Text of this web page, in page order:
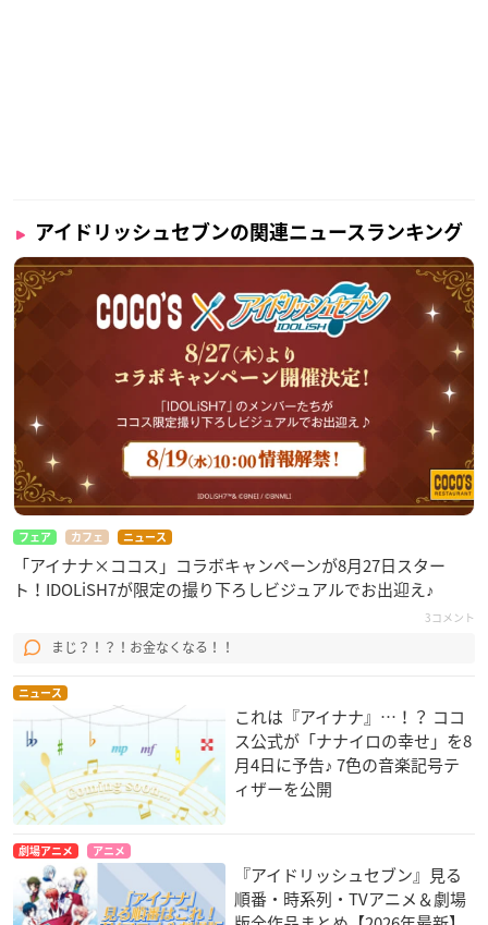
アイドリッシュセブンの関連ニュースランキング
フェア カフェ ニュース
「アイナナ×ココス」コラボキャンペーンが8月27日スター
ト！IDOLiSH7が限定の撮り下ろしビジュアルでお出迎え♪
3コメント
まじ？！？！お金なくなる！！
ニュース
これは『アイナナ』…！？ ココ
ス公式が「ナナイロの幸せ」を8
月4日に予告♪ 7色の音楽記号テ
ィザーを公開
劇場アニメ アニメ
『アイドリッシュセブン』見る
順番・時系列・TVアニメ＆劇場